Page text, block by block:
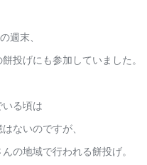
週末、
投げにも参加していました。
いる頃は
ないのですが、
の地域で行われる餅投げ。